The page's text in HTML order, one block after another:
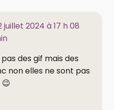
juillet 2024 à 17 h 08
des gif mais des
non elles ne sont pas